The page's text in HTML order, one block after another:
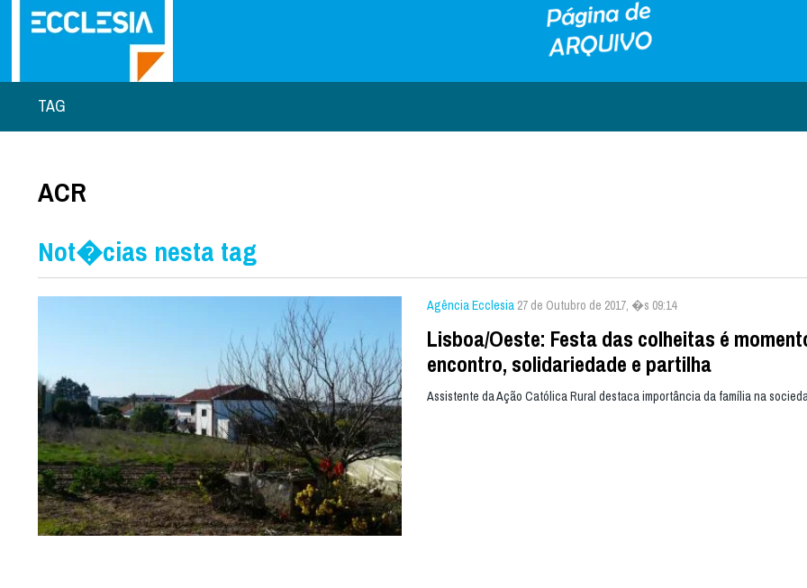
TAG
ACR
Not�cias nesta tag
Agência Ecclesia 27 de Outubro de 2017, �s 09:14
Lisboa/Oeste: Festa das colheitas é
encontro, solidariedade e partilha
Assistente da Ação Católica Rural destaca importância da família na